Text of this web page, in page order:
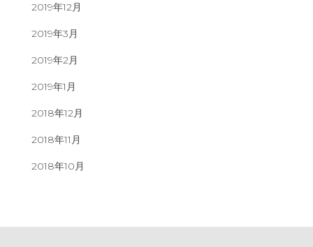
2019年12月
2019年3月
2019年2月
2019年1月
2018年12月
2018年11月
2018年10月